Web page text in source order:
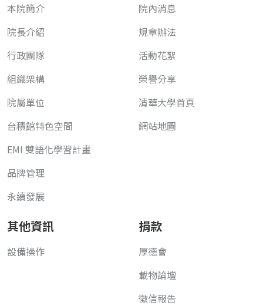
本院簡介
院長介紹
行政團隊
組織架構
院屬單位
台積館特色空間
EMI 雙語化學習計畫
品牌管理
永續發展
院內消息
規章辦法
活動花絮
榮譽分享
清華大學首頁
網站地圖
其他資訊
設備操作
捐款
厚德會
載物論壇
徵信報告